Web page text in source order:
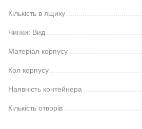
Кількість в ящику
Чинки: Вид
Матеріал корпусу
Кол корпусу
Наявність контейнера
Кількість отворів